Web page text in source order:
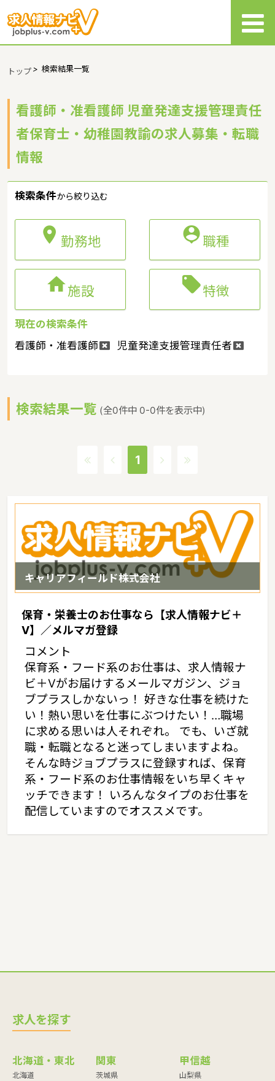
トップ> 検索結果一覧
看護師・准看護師 児童発達支援管理責任
者保育士・幼稚園教諭の求人募集・転職
情報
検索条件から絞り込む
 勤務地 職種
施設 特徴
現在の検索条件
看護師・准看護師
児童発達支援管理責任者
検索結果一覧 (全0件中 0-0件を表示中)
1
キャリアフィールド株式会社
保育・栄養士のお仕事なら【求人情報ナビ＋
V】／メルマガ登録
コメント
保育系・フード系のお仕事は、求人情報ナ
ビ＋Vがお届けするメールマガジン、ジョ
ブプラスしかないっ！ 好きな仕事を続けた
い！熱い思いを仕事にぶつけたい！…職場
に求める思いは人それぞれ。 でも、いざ就
職・転職となると迷ってしまいますよね。
そんな時ジョブプラスに登録すれば、保育
系・フード系のお仕事情報をいち早くキャ
ッチできます！ いろんなタイプのお仕事を
配信していますのでオススメです。
求人を探す
北海道・東北
北海道
関東
茨城県
甲信越
山梨県